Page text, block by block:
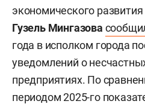
экономического
Гузель Мингазова
года в исполком города
уведомлений о
предприятиях. По
периодом 2025-го